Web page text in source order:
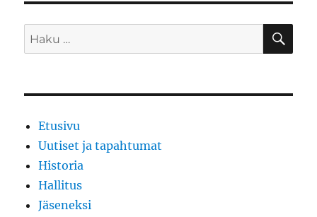
Etsi:
Etusivu
Uutiset ja tapahtumat
Historia
Hallitus
Jäseneksi